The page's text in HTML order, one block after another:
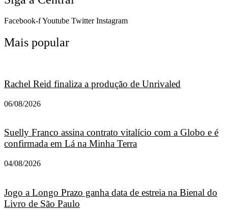
Facebook-fYoutube Twitter Instagram
Mais popular
Rachel Reid finaliza a produção de Unrivaled
06/08/2026
Suelly Franco assina contrato vitalício com a Globo e é
confirmada em Lá na Minha Terra
04/08/2026
Jogo a Longo Prazo ganha data de estreia na Bienal do
Livro de São Paulo